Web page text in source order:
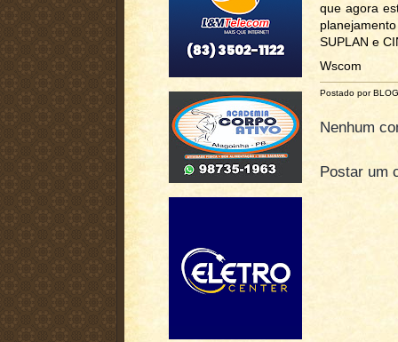
que agora
SUPLAN e
Wscom
Postado por
Nenhum
Postar um